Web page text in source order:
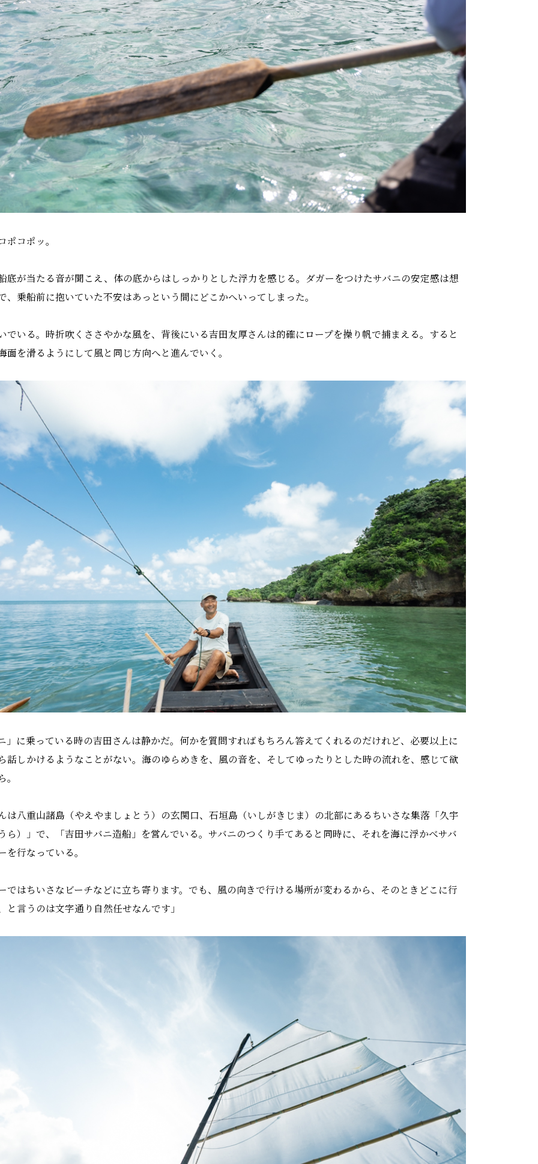
ポコポッ。
底が当たる音が聞こえ、体の底からはしっかりとした浮力を感じる。ダガーをつけたサバニの安定感は想
、乗船前に抱いていた不安はあっという間にどこかへいってしまった。
でいる。時折吹くささやかな風を、背後にいる吉田友厚さんは的確にロープを操り帆で捕まえる。すると
面を滑るようにして風と同じ方向へと進んでいく。
」に乗っている時の吉田さんは静かだ。何かを質問すればもちろん答えてくれるのだけれど、必要以上に
話しかけるようなことがない。海のゆらめきを、風の音を、そしてゆったりとした時の流れを、感じて欲
は八重山諸島（やえやましょとう）の玄関口、石垣島（いしがきじま）の北部にあるちいさな集落「久宇
ら）」で、「吉田サバニ造船」を営んでいる。サバニのつくり手てあると同時に、それを海に浮かべサバ
を行なっている。
ではちいさなビーチなどに立ち寄ります。でも、風の向きで行ける場所が変わるから、そのときどこに行
と言うのは文字通り自然任せなんです」